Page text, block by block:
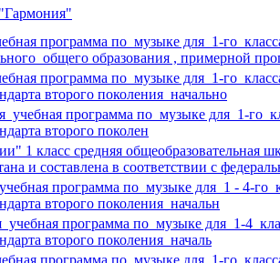
программа по музыке для 1-го
общего образования , примерной
программа по музыке для 1-го
второго поколения начально
программа по музыке для 1-го
второго поколен
класс cредняя общеобразовательная
и составлена в соответствии с
программа по музыке для 1 - 4-го
второго поколения начальн
программа по музыке для 1-4
второго поколения началь